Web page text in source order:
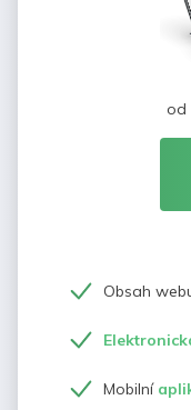
od
Obsah
Mobilní